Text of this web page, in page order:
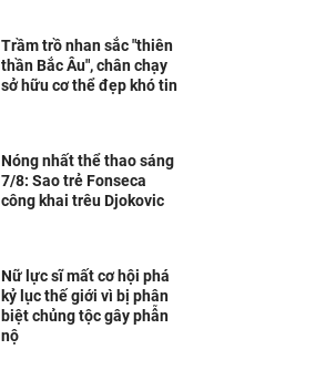
Trầm trồ nhan sắc "thiên
thần Bắc Âu", chân chạy
sở hữu cơ thể đẹp khó tin
Nóng nhất thể thao sáng
7/8: Sao trẻ Fonseca
công khai trêu Djokovic
Nữ lực sĩ mất cơ hội phá
kỷ lục thế giới vì bị phân
biệt chủng tộc gây phẫn
nộ